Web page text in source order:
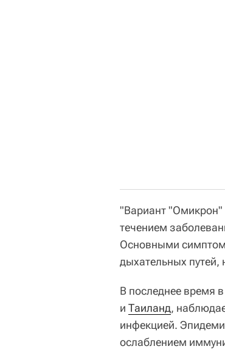
"Вариант "Омикрон"
течением
Основными
дыхательных путей,
В последнее время
и Таиланд,
инфекцией.
ослаблением